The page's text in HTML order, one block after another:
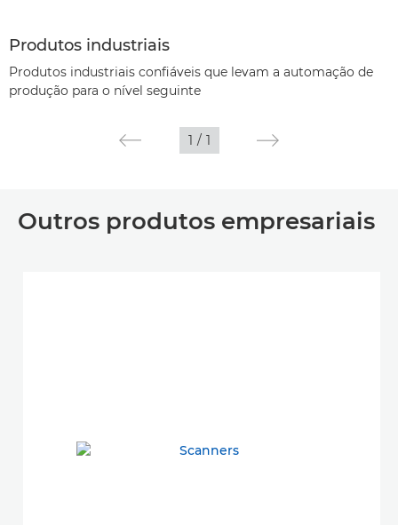
Produtos industriais
Produtos industriais confiáveis que levam a automação de
produção para o nível seguinte
1 / 1
Outros produtos empresariais